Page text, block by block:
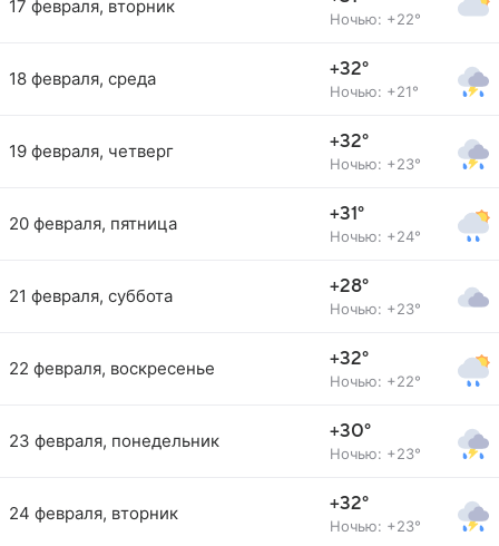
17 февраля, вторник
Ночью: +22°
18 февраля, среда +32°
Ночью: +21°
19 февраля, четверг +32°
Ночью: +23°
20 февраля, пятница +31°
Ночью: +24°
21 февраля, суббота +28°
Ночью: +23°
22 февраля, воскресенье +32°
Ночью: +22°
23 февраля, понедельник +30°
Ночью: +23°
24 февраля, вторник +32°
Ночью: +23°